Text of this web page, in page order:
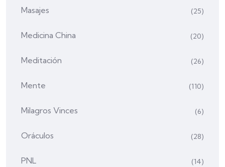
Masajes (25)
Medicina China (20)
Meditación (26)
Mente (110)
Milagros Vinces (6)
Oráculos (28)
PNL (14)